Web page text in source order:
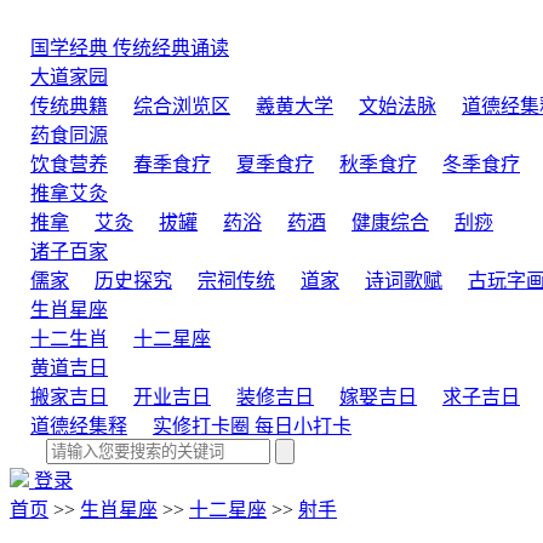
国学经典 传统经典诵读
大道家园
传统典籍
综合浏览区 羲黄大学 文始法脉
道德经集
药食同源
饮食营养
春季食疗 夏季食疗 秋季食疗 冬季食疗
推拿艾灸
推拿
艾灸 拔罐 药浴 药酒 健康综合
刮痧
诸子百家
儒家
历史探究 宗祠传统 道家 诗词歌赋 古玩字画
生肖星座
十二生肖
十二星座
黄道吉日
搬家吉日
开业吉日 装修吉日 嫁娶吉日
求子吉日
道德经集释
实修打卡圈 每日小打卡
登录
首页 >> 生肖星座 >> 十二星座 >> 射手